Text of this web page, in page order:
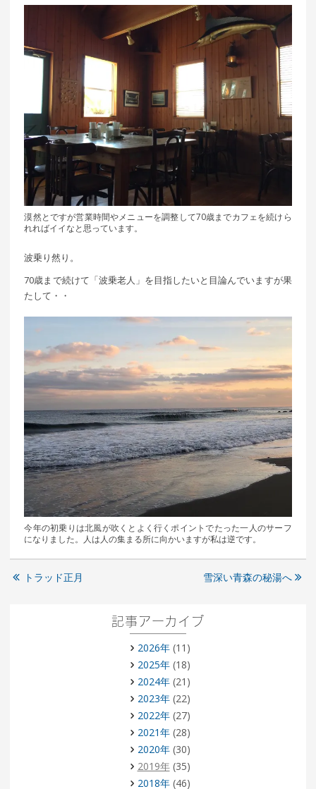
漠然とですが営業時間やメニューを調整して70歳までカフェを続けら
れればイイなと思っています。
波乗り然り。
70歳まで続けて「波乗老人」を目指したいと目論んでいますが果
たして・・
今年の初乗りは北風が吹くとよく行くポイントでたった一人のサーフ
になりました。人は人の集まる所に向かいますが私は逆です。
トラッド正月 雪深い青森の秘湯へ
記事アーカイブ
2026年(11)
2025年(18)
2024年(21)
2023年(22)
2022年(27)
2021年(28)
2020年(30)
2019年(35)
2018年(46)